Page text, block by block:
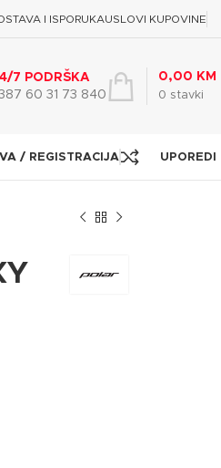
I ISPORUKAUSLOVI KUPOVINE
7 PODRŠKA
60 31 73 840
0 stavki
0,00 KM
/ REGISTRACIJA UPOREDI